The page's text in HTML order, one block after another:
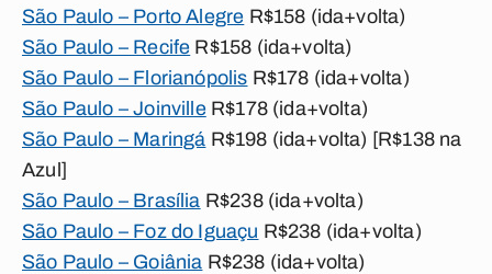
São Paulo – Porto Alegre R$158 (ida+volta)
São Paulo – Recife R$158 (ida+volta)
São Paulo – Florianópolis R$178 (ida+volta)
São Paulo – JoinvilleR$178 (ida+volta)
São Paulo – Maringá R$198 (ida+volta) [R$138 na
Azul]
São Paulo – Brasília R$238 (ida+volta)
São Paulo – Foz do Iguaçu R$238 (ida+volta)
São Paulo – Goiânia R$238 (ida+volta)